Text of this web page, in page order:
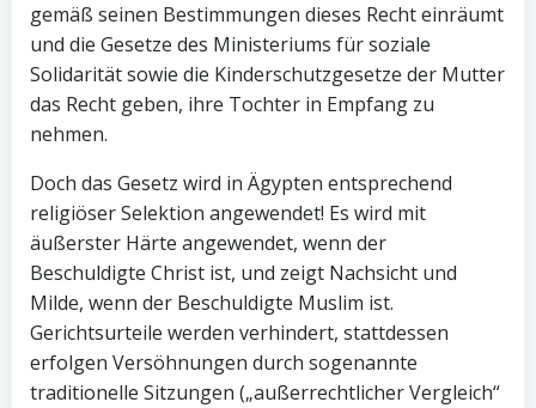
gemäß seinen Bestimmungen dieses Recht einräumt
und die Gesetze des Ministeriums für soziale
Solidarität sowie die Kinderschutzgesetze der Mutter
das Recht geben, ihre Tochter in Empfang zu
nehmen.
Doch das Gesetz wird in Ägypten entsprechend
religiöser Selektion angewendet! Es wird mit
äußerster Härte angewendet, wenn der
Beschuldigte Christ ist, und zeigt Nachsicht und
Milde, wenn der Beschuldigte Muslim ist.
Gerichtsurteile werden verhindert, stattdessen
erfolgen Versöhnungen durch sogenannte
traditionelle Sitzungen („außerrechtlicher Vergleich“